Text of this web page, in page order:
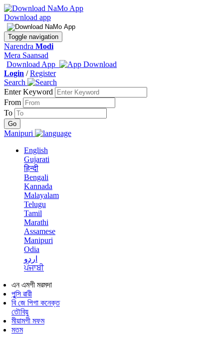
Download app
Toggle navigation
Narendra Modi
Mera Saansad
Download App
Login /Register
Search
Enter Keyword
From
To
Manipuri
English
Gujarati
हिन्दी
Bengali
Kannada
Malayalam
Telugu
Tamil
Marathi
Assamese
Manipuri
Odia
اردو
ਪੰਜਾਬੀ
এন এমগী মরমদা
পুন্সি ৱারী
বি জে পিগা কনেক্ত
তৌবিয়ু
মীয়ামগী মফম
মতম